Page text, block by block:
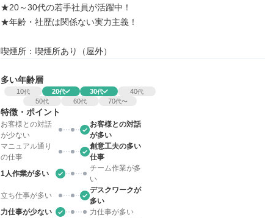
★20～30代の若手社員が活躍中！
★年齢・社歴は関係ない実力主義！
喫煙所：喫煙所あり（屋外）
多い年齢層
10代 20代 30代 40代
50代 60代 70代〜
特徴・ポイント
お客様との対話
が少ない
お客様との対話
が多い
マニュアル通り
の仕事
創意工夫の多い
仕事
1人作業が多い
チーム作業が多
い
立ち仕事が多い
デスクワークが
多い
力仕事が少ない
力仕事が多い